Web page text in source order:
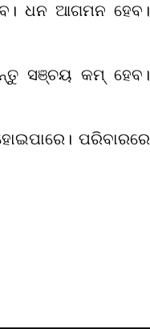
ଧନ ଆଗମନ ହେବ।
ସଞ୍ଚୟ କମ୍ ହେବ।
ପରିବାରରେ